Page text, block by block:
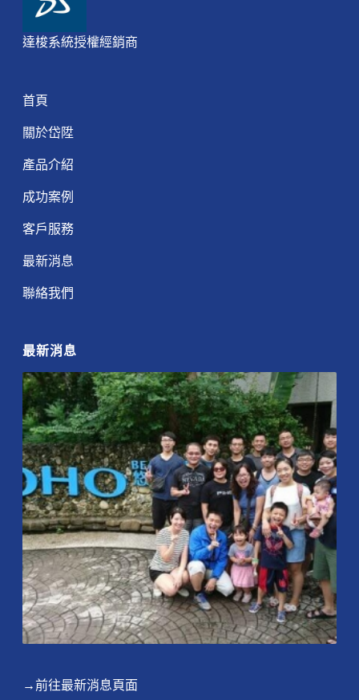
達梭系統授權經銷商
首頁
關於岱陞
產品介紹
成功案例
客戶服務
最新消息
聯絡我們
最新消息
→前往最新消息頁面